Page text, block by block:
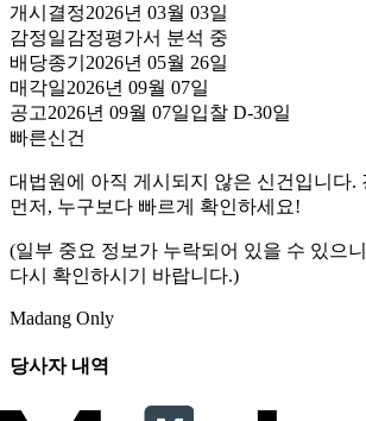
개시결정2026년 03월 03일
감정일감정평가서 분석 중
배당종기 2026년 05월 26일
매각일2026년 09월 07일
공고2026년 09월 07일입찰 D-30일
빠른신건
대법원에 아직 게시되지 않은 신건입니다.
먼저, 누구보다 빠르게 확인하세요!
(일부 중요 정보가 누락되어 있을 수 있으
다시 확인하시기 바랍니다.)
Madang Only
당사자 내역